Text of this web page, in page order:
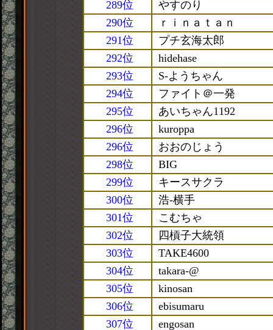
289位
やすのり
290位
ｒｉｎａｔａｎ
291位
プチ玄海太郎
292位
hidehase
293位
S-ようちゃん
294位
ファイト＠一発
295位
あいちゃん1192
296位
kuroppa
296位
おおのじょう
298位
BIG
299位
キースサクラ
300位
浩-横手
301位
こむちゃ
302位
四槓子大統領
303位
TAKE4600
304位
takara-@
305位
kinosan
306位
ebisumaru
307位
engosan